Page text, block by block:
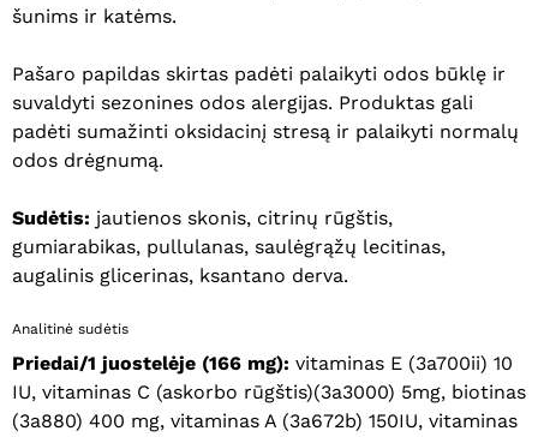
Krepšelyje nėra produktų.
šunims ir katėms.
Pašaro papildas skirtas padėti palaikyti odos būklę ir
suvaldyti sezonines odos alergijas. Produktas gali
padėti sumažinti oksidacinį stresą ir palaikyti normalų
odos drėgnumą.
Sudėtis: jautienos skonis, citrinų rūgštis,
gumiarabikas, pullulanas, saulėgrąžų lecitinas,
augalinis glicerinas, ksantano derva.
Analitinė sudėtis
Priedai/1 juostelėje (166 mg): vitaminas E (3a700ii) 10
IU, vitaminas C (askorbo rūgštis)(3a3000) 5mg, biotinas
(3a880) 400 mg, vitaminas A (3a672b) 150IU, vitaminas